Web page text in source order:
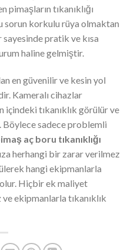
tıkanıklığı
sorun korkulu rüya olmaktan
sayesinde pratik ve kısa
haline gelmiştir.
en güvenilir ve kesin yol
Kameralı cihazlar
içindeki tıkanıklık görülür ve
Böylece sadece problemli
aç boru tıkanıklığı
herhangi bir zarar verilmez
hangi ekipmanlarla
Hiçbir ek maliyet
ekipmanlarla tıkanıklık